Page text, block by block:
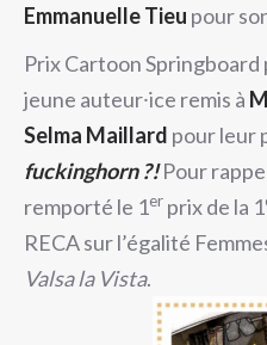
Emmanuelle Tieu pour
Prix Cartoon
jeune auteur⸱ice remis à
Selma Maillard pour leur
fuckinghorn ?!Pour
remporté le 1er prix de la 1
RECA sur l’égalité
Valsa la Vista.